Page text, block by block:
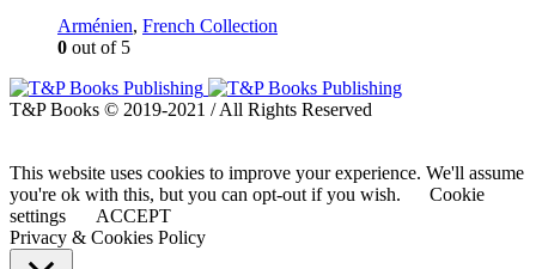
Arménien, French Collection
0 out of 5
T&P Books © 2019-2021 / All Rights Reserved
This website uses cookies to improve your experience. We'll assume
you're ok with this, but you can opt-out if you wish.
Cookie
settings
ACCEPT
Privacy & Cookies Policy